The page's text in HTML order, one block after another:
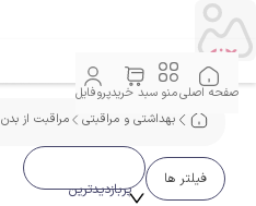
صفحه اصلیمنو سبد خریدپروفایل
بهداشتی و مراقبتی
مراقبت از بدن
پربازدیدترین
فیلتر ها